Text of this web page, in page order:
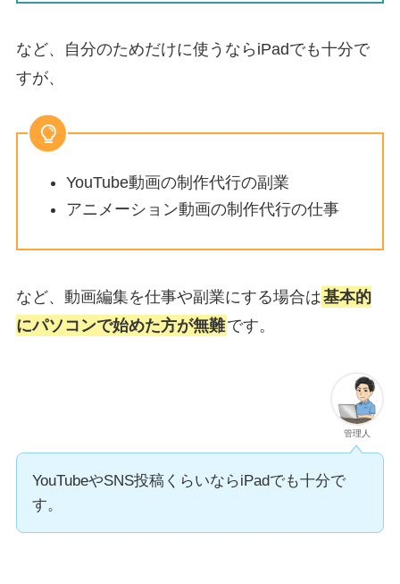
など、 自分のためだけに使うならiPadでも十分で
すが、
YouTube動画の制作代行の副業
アニメーション動画の制作代行の仕事
など、 動画編集を仕事や副業にする場合は基本的
にパソコンで始めた方が無難です。
管理人
YouTubeやSNS投稿くらいならiPadでも十分で
す。